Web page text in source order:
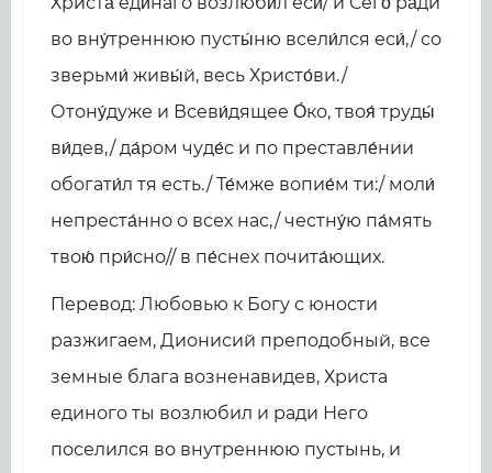
во вну́треннюю пусты́ню всели́лся еси́,/ со
зверьми́ живы́й, весь Христо́ви./
Отону́дуже и Всеви́дящее О́ко, твоя́ труды́
ви́дев,/ да́ром чуде́с и по преставле́нии
обогати́л тя есть./ Те́мже вопие́м ти:/ моли́
непреста́нно о всех нас,/ честну́ю па́мять
твою́ при́сно// в пе́снех почита́ющих.
Перевод: Любовью к Богу с юности
разжигаем, Дионисий преподобный, все
земные блага возненавидев, Христа
единого ты возлюбил и ради Него
поселился во внутреннюю пустынь, и